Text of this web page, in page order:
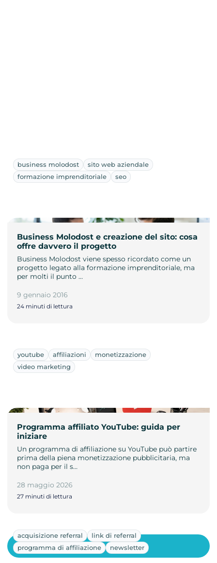
business molodost
sito web aziendale
formazione imprenditoriale
seo
Business Molodost e creazione del sito: cosa
offre davvero il progetto
Business Molodost viene spesso ricordato come un
progetto legato alla formazione imprenditoriale, ma
per molti il punto …
9 gennaio 2016
24 minuti di lettura
youtube affiliazioni
monetizzazione
video marketing
Programma affiliato YouTube: guida per
iniziare
Un programma di affiliazione su YouTube può partire
prima della piena monetizzazione pubblicitaria, ma
non paga per il s…
28 maggio 2026
27 minuti di lettura
acquisizione referral
link di referral
programma di affiliazione
newsletter
Mostra altri